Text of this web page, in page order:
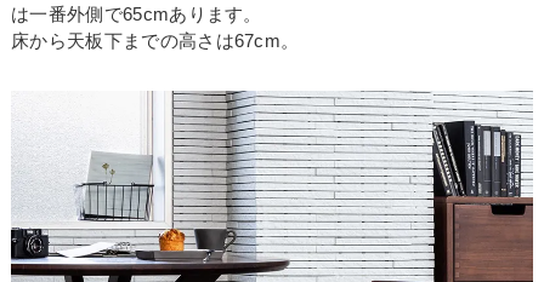
は一番外側で65cmあります。
床から天板下までの高さは67cm。